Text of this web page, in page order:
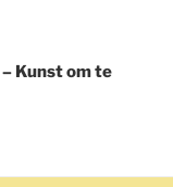
Kunst om te